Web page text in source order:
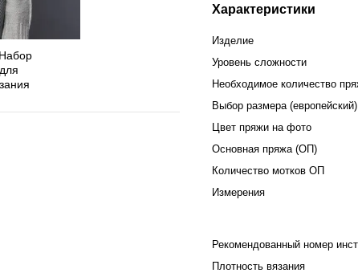
Характеристики
Изделие
Уровень сложности
Необходимое количество
Выбор размера
Цвет пряжи на фото
Основная пряжа (ОП)
Количество мотков ОП
Измерения
Рекомендованный номер
Плотность вязания